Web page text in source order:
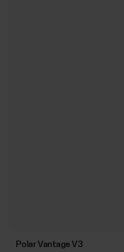
Polar Vantage V3